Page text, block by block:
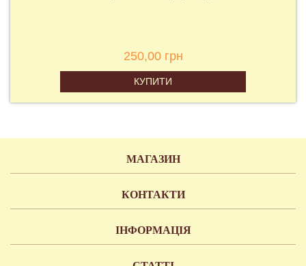
250,00 грн
КУПИТИ
МАГАЗИН
КОНТАКТИ
ІНФОРМАЦІЯ